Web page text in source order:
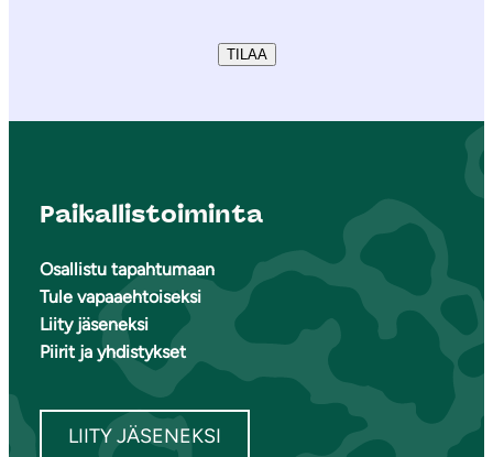
TILAA
Paikallistoiminta
Osallistu tapahtumaan
Tule vapaaehtoiseksi
Liity jäseneksi
Piirit ja yhdistykset
LIITY JÄSENEKSI